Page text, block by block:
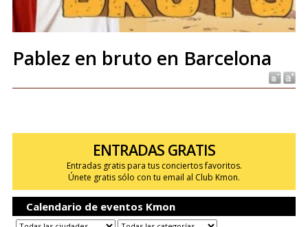
Pablez en bruto en Barcelona
ENTRADAS GRATIS
Entradas gratis para tus conciertos favoritos.
Únete gratis sólo con tu email al Club Kmon.
Calendario de eventos Kmon